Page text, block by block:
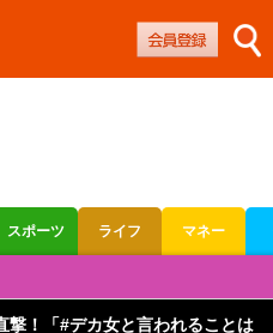
スポーツ ライフ マネー
撃！「#デカ女と言われることは